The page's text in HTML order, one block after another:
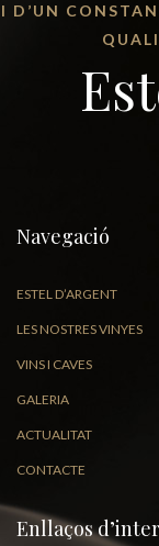
I D’UN
Navegació
ESTEL D’ARGENT
LES NOSTRES VINYES
VINS I CAVES
GALERIA
ACTUALITAT
CONTACTE
Enllaços